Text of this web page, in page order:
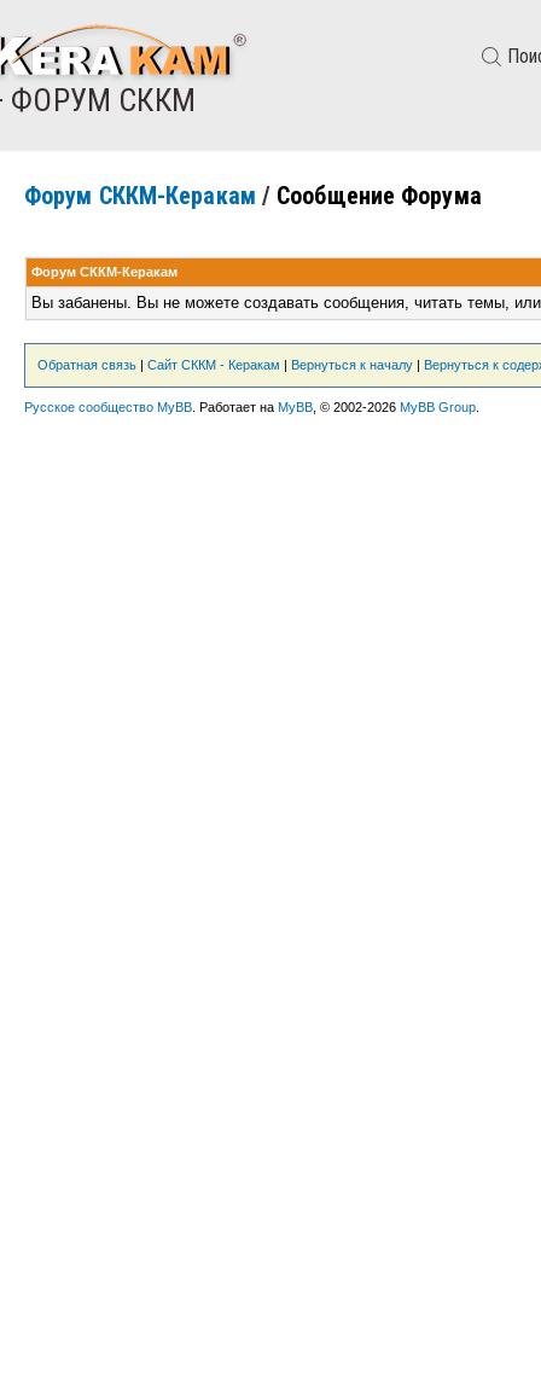
ФОРУМ СККМ
Форум СККМ-Керакам / Сообщение Форума
Форум СККМ-Керакам
Вы забанены. Вы не можете создавать сообщения, читать темы,
Обратная связь | Сайт СККМ - Керакам | Вернуться к началу | Вернуться к
Русское сообщество MyBB . Работает на MyBB , © 2002-2026 MyBB Group